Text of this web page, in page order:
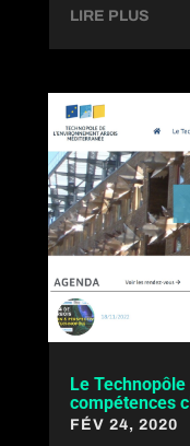
LIRE PLUS
Le
compétences
FÉV 24, 2020